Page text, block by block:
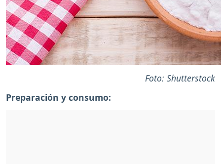
Foto: Shutterstock
Preparación y consumo: